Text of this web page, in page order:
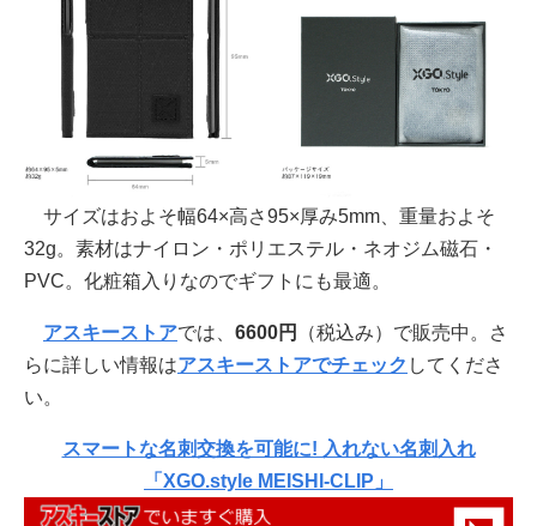
サイズはおよそ幅64×高さ95×厚み5mm、重量およそ
32g。素材はナイロン・ポリエステル・ネオジム磁石・
PVC。化粧箱入りなのでギフトにも最適。
アスキーストアでは、 6600円
（税込み）で販売中。さ
らに詳しい情報はアスキーストアでチェック してくださ
い。
スマートな名刺交換を可能に! 入れない名刺入れ
「XGO.style MEISHI-CLIP」